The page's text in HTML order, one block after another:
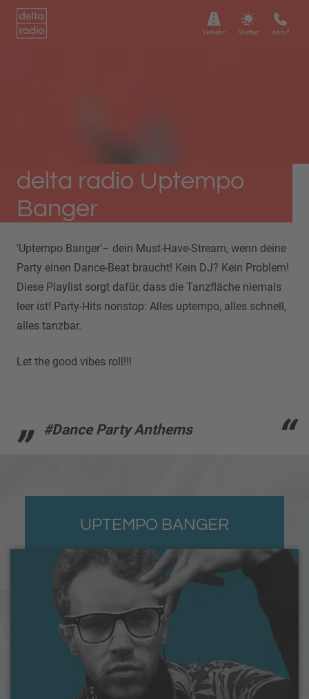
Verkehr Wetter Anruf
delta radio Uptempo
Banger
'Uptempo Banger'– dein Must-Have-Stream, wenn deine
Party einen Dance-Beat braucht! Kein DJ? Kein Problem!
Diese Playlist sorgt dafür, dass die Tanzfläche niemals
leer ist! Party-Hits nonstop: Alles uptempo, alles schnell,
alles tanzbar.
Let the good vibes roll!!!
#Dance Party Anthems
UPTEMPO BANGER